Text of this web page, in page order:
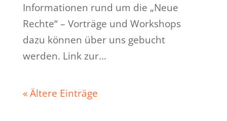
Informationen rund um die „Neue
Rechte“ – Vorträge und Workshops
dazu können über uns gebucht
werden. Link zur...
« Ältere Einträge